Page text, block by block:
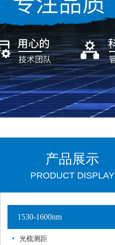
产品展示
PRODUCT DISPLAY
1530-1600nm
光梳测距